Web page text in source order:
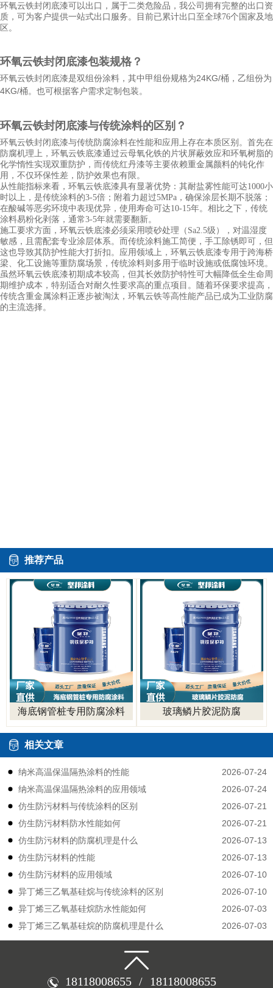
环氧云铁封闭底漆可以出口，属于二类危险品，我公司拥有完整的出口资
质，可为客户提供一站式出口服务。目前已累计出口至全球76个国家及地
区。
环氧云铁封闭底漆包装规格？
环氧云铁封闭底漆是双组份涂料，其中甲组份规格为24KG/桶，乙组份为
4KG/桶。也可根据客户需求定制包装。
环氧云铁封闭底漆与传统涂料的区别？
环氧云铁封闭底漆与传统防腐涂料在性能和应用上存在本质区别。首先在
防腐机理上，环氧云铁底漆通过云母氧化铁的片状屏蔽效应和环氧树脂的
化学惰性实现双重防护，而传统红丹漆等主要依赖重金属颜料的钝化作
用，不仅环保性差，防护效果也有限。
从性能指标来看，环氧云铁底漆具有显著优势：其耐盐雾性能可达1000小
时以上，是传统涂料的3-5倍；附着力超过5MPa，确保涂层长期不脱落；
在酸碱等恶劣环境中表现优异，使用寿命可达10-15年。相比之下，传统
涂料易粉化剥落，通常3-5年就需要翻新。
施工要求方面，环氧云铁底漆必须采用喷砂处理（ Sa2.5级），对温湿度
敏感，且需配套专业涂层体系。而传统涂料施工简便，手工除锈即可，但
这也导致其防护性能大打折扣。应用领域上，环氧云铁底漆专用于跨海桥
梁、化工设施等重防腐场景，传统涂料则多用于临时设施或低腐蚀环境。
虽然环氧云铁底漆初期成本较高，但其长效防护特性可大幅降低全生命周
期维护成本，特别适合对耐久性要求高的重点项目。随着环保要求提高，
传统含重金属涂料正逐步被淘汰，环氧云铁等高性能产品已成为工业防腐
的主流选择。
推荐产品
海底钢管桩专用防腐涂料 玻璃鳞片胶泥防腐
相关文章
2026-07-24
纳米高温保温隔热涂料的性能
2026-07-24
纳米高温保温隔热涂料的应用领域
2026-07-21
仿生防污材料与传统涂料的区别
2026-07-21
仿生防污材料防水性能如何
2026-07-13
仿生防污材料的防腐机理是什么
2026-07-13
仿生防污材料的性能
2026-07-10
仿生防污材料的应用领域
2026-07-10
异丁烯三乙氧基硅烷与传统涂料的区别
2026-07-03
异丁烯三乙氧基硅烷防水性能如何
2026-07-03
异丁烯三乙氧基硅烷的防腐机理是什么
18118008655 / 18118008655